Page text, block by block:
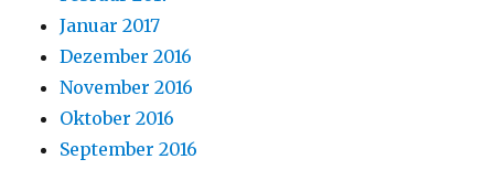
Januar 2017
Dezember 2016
November 2016
Oktober 2016
September 2016